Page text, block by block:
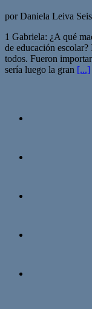
por Daniela Leiva
1 Gabriela: ¿A qué
de educación
todos. Fueron
sería luego la gran [...]